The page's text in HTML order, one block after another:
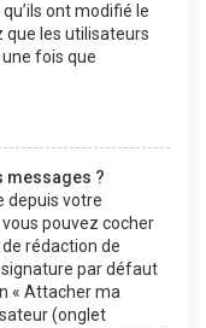
ont modifié le
que les utilisateurs
fois que
messages ?
depuis votre
pouvez cocher
rédaction de
par défaut
« Attacher ma
(onglet